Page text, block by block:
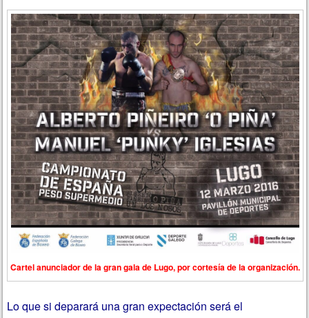
Cartel anunciador de la gran gala de Lugo, por cortesía de la organización.
Lo que si deparará una gran expectación será el